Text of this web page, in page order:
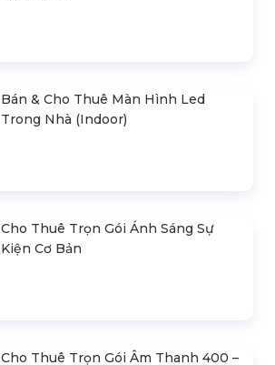
Bán & Cho Thuê Màn Hình Led
Trong Nhà (Indoor)
Cho Thuê Trọn Gói Ánh Sáng Sự
Kiện Cơ Bản
Cho Thuê Trọn Gói Âm Thanh 400 –